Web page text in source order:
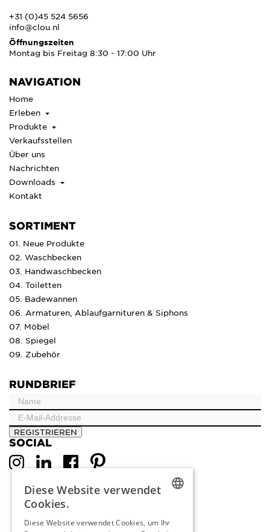
+31 (0)45 524 5656
info@clou.nl
Öffnungszeiten
Montag bis Freitag 8:30 - 17:00 Uhr
NAVIGATION
Home
Erleben
Produkte
Verkaufsstellen
Über uns
Nachrichten
Downloads
Kontakt
SORTIMENT
01. Neue Produkte
02. Waschbecken
03. Handwaschbecken
04. Toiletten
05. Badewannen
06. Armaturen, Ablaufgarnituren & Siphons
07. Möbel
08. Spiegel
09. Zubehör
RUNDBRIEF
REGISTRIEREN
SOCIAL
Diese Website verwendet
Cookies.
Diese Website verwendet Cookies, um Ihr